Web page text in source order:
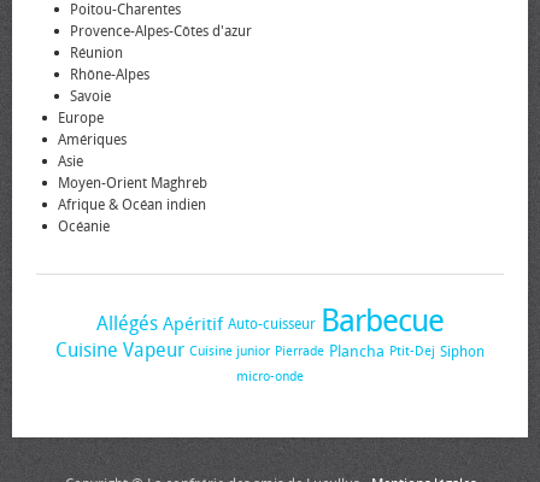
Poitou-Charentes
Provence-Alpes-Côtes d'azur
Réunion
Rhône-Alpes
Savoie
Europe
Amériques
Asie
Moyen-Orient Maghreb
Afrique & Océan indien
Océanie
Allégés Apéritif Auto-cuisseur Barbecue
Cuisine Vapeur Cuisine junior Pierrade Plancha Ptit-Dej Siphon
micro-onde